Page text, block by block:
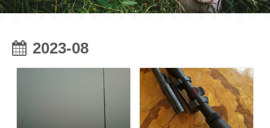
2023-08